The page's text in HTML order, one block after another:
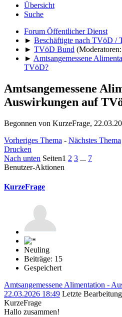
Übersicht
Suche
Forum Öffentlicher Dienst
► Beschäftigte nach TVöD /
► TVöD Bund (Moderatoren:
► Amtsangemessene
TVöD?
Amtsangemessene
Auswirkungen auf
Begonnen von KurzeFrage,
Vorheriges Thema - Nächstes Thema
Drucken
Nach unten Seiten1 2 3 ... 7
Benutzer-Aktionen
KurzeFrage
Neuling
Beiträge: 15
Gespeichert
Amtsangemessene Alimentation -
22.03.2026 18:49 Letzte Bearbeitung
KurzeFrage
Hallo zusammen!